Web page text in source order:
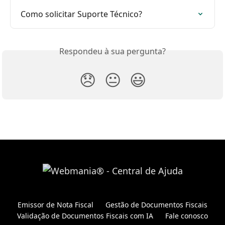
Como solicitar Suporte Técnico?
Respondeu à sua pergunta?
😞 😐 😃
Emissor de Nota Fiscal
Gestão de Documentos Fiscais
Validação de Documentos Fiscais com IA
Fale conosco